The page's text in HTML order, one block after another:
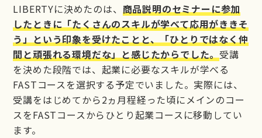
LIBERTYに決めたのは、 商品説明のセミナーに参加
したときに「たくさんのスキルが学べて応用がききそ
う」という印象を受けたことと、「ひとりではなく仲
間と頑張れる環境だな」と感じたからでした。受講
を決めた段階では、起業に必要なスキルが学べる
FASTコースを選択する予定でいました。実際には、
受講をはじめてから2ヵ月程経った頃にメインのコー
スをFASTコースからひとり起業コースに移動してい
ます。